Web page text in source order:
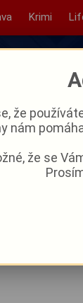
Krimi
že
nám
že se